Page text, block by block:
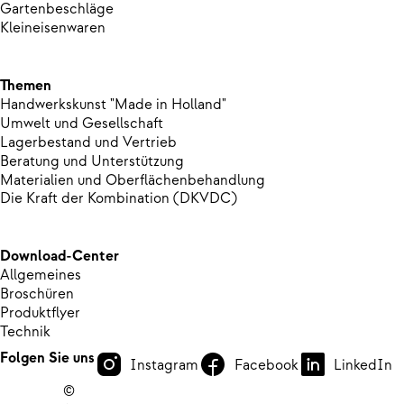
Gartenbeschläge
Kleineisenwaren
Themen
Handwerkskunst "Made in Holland"
Umwelt und Gesellschaft
Lagerbestand und Vertrieb
Beratung und Unterstützung
Materialien und Oberflächenbehandlung
Die Kraft der Kombination (DKVDC)
Download-Center
Allgemeines
Broschüren
Produktflyer
Technik
Folgen Sie uns
Instagram Facebook
LinkedIn
©